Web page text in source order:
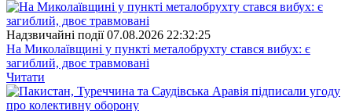
Надзвичайні події 07.08.2026 22:32:25
На Миколаївщині у пункті металобрухту стався вибух: є
загиблий, двоє травмовані
Читати